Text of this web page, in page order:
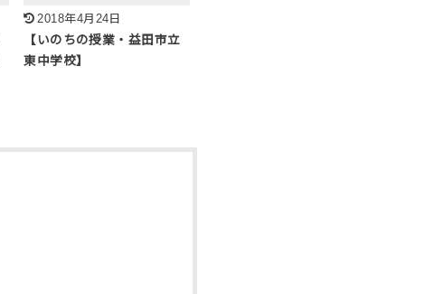
2018年4月24日
【いのちの授業・益田市立
東中学校】